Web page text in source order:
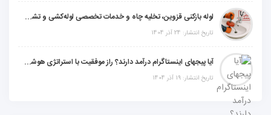
لوله بازکنی قزوین، تخلیه چاه و خدمات تخصصی لوله‌کشی و تشخیص ترکیدگی
تاریخ انتشار: 24 آذر 1404
آیا پیجهای اینستاگرام درآمد دارند؟ راز موفقیت با استراتژی هوشمندانه
تاریخ انتشار: 19 آذر 1404